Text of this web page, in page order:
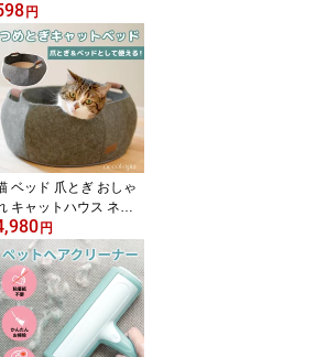
ES-LP1 ES-LP3 対応
SHARP 洗濯槽 衣類 交換
品 部品 パーツ 洗濯槽 新
しい フィルター ゴミ取
り ごみとりネット ES-G
E6C ES-GE7A ES-GV9B
ES-PW10D ES-GV10E
等 対応表 ESLP2 ESLP1
くずネット
円
ベッド 爪とぎ おしゃ
キャットハウス ネコ
ットベッド かわいい
ェルト 通年 丸形 ダン
ール サークル つめみ
き ソファ 洗える バリ
リ スクラッチャー ス
レス解消 一人遊び 滑
止め あったか 暖かい
円